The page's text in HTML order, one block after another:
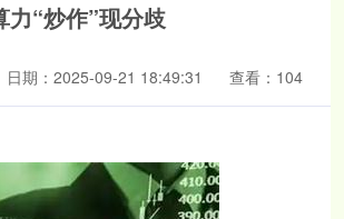
“炒作”现分歧
日期：2025-09-21 18:49:31 查看：104